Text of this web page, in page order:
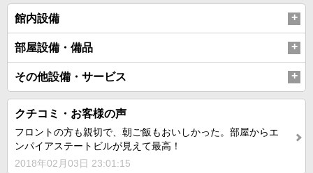
館内設備
部屋設備・備品
その他設備・サービス
クチコミ・お客様の声
フロントの方も親切で、朝ご飯もおいしかった。部屋からエ
ンパイアステートビルが見えて最高！
2018年02月03日 23:01:15